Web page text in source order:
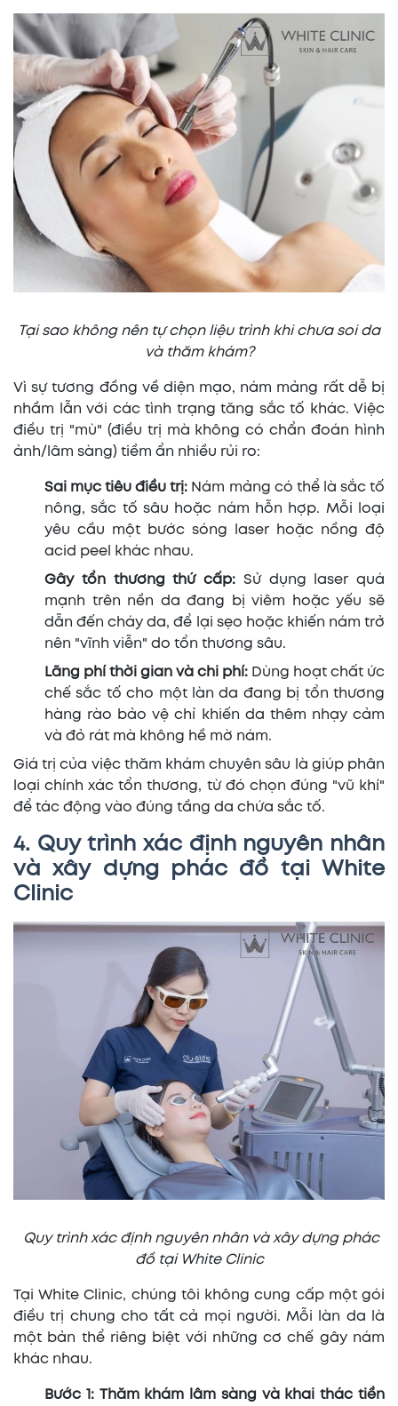
Tại sao không nên tự chọn liệu trình khi chưa soi da
và thăm khám?
Vì sự tương đồng về diện mạo, nám mảng rất dễ bị
nhầm lẫn với các tình trạng tăng sắc tố khác. Việc
điều trị "mù" (điều trị mà không có chẩn đoán hình
ảnh/lâm sàng) tiềm ẩn nhiều rủi ro:
Sai mục tiêu điều trị: Nám mảng có thể là sắc tố
nông, sắc tố sâu hoặc nám hỗn hợp. Mỗi loại
yêu cầu một bước sóng laser hoặc nồng độ
acid peel khác nhau.
Gây tổn thương thứ cấp: Sử dụng laser quá
mạnh trên nền da đang bị viêm hoặc yếu sẽ
dẫn đến cháy da, để lại sẹo hoặc khiến nám trở
nên "vĩnh viễn" do tổn thương sâu.
Lãng phí thời gian và chi phí: Dùng hoạt chất ức
chế sắc tố cho một làn da đang bị tổn thương
hàng rào bảo vệ chỉ khiến da thêm nhạy cảm
và đỏ rát mà không hề mờ nám.
Giá trị của việc thăm khám chuyên sâu là giúp phân
loại chính xác tổn thương, từ đó chọn đúng "vũ khí"
để tác động vào đúng tầng da chứa sắc tố.
4. Quy trình xác định nguyên nhân
và xây dựng phác đồ tại White
Clinic
Quy trình xác định nguyên nhân và xây dựng phác
đồ tại White Clinic
Tại White Clinic, chúng tôi không cung cấp một gói
điều trị chung cho tất cả mọi người. Mỗi làn da là
một bản thể riêng biệt với những cơ chế gây nám
khác nhau.
Bước 1: Thăm khám lâm sàng và khai thác tiền